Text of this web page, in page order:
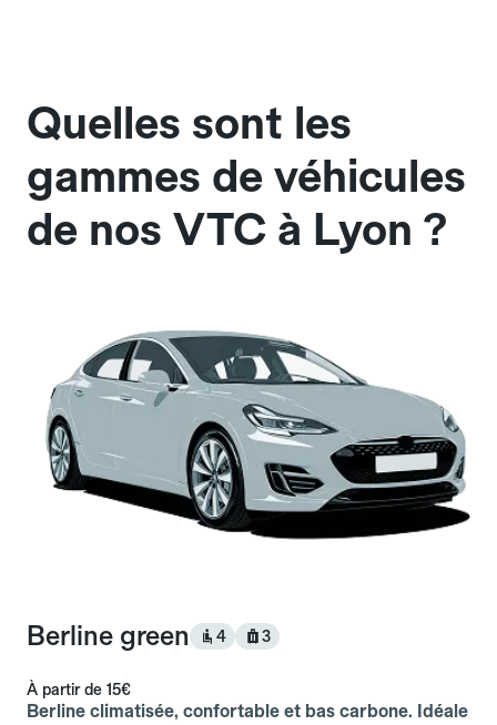
Quelles sont les
gammes de véhicules
de nos VTC à Lyon ?
Berline green 4 3
À partir de 15€
Berline climatisée, confortable et bas carbone. Idéale